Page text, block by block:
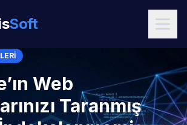
Soft
Web
Taranmış